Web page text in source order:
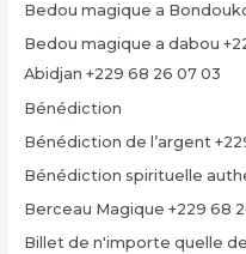
Bedou magique a
Bedou magique a dabou
Abidjan +229 68 26 07 03
Bénédiction
Bénédiction de l’argent
Bénédiction spirituelle
Berceau Magique +229 68
Billet de n'importe quelle